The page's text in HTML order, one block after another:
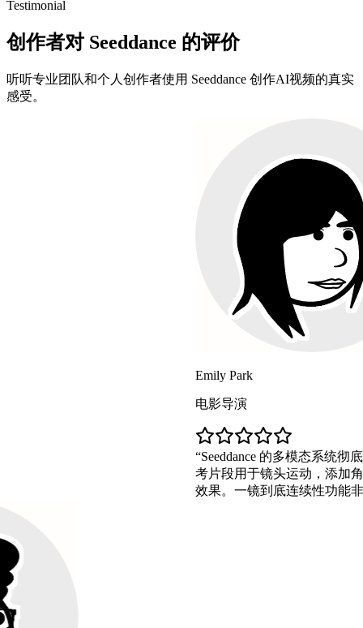
Testimonial
创作者对 Seeddance 的评价
听听专业团队和个人创作者使用 Seeddance 创作AI视频的真实
感受。
Seeddance 的多模态系统彻底改变了我的工作方式
考片段用于镜头运动，添加角色图片，模型精确复
效果。一镜到底连续性功能非常适合前期预览和分